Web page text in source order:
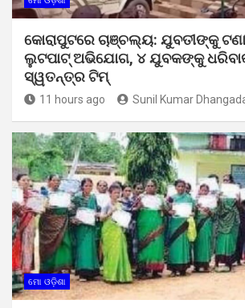
କୋରାପୁଟରେ ଚାଞ୍ଚଲ୍ୟ: ଯୁବତୀଙ୍କୁ
ଲୁଟପାଟ୍ ଅଭିଯୋଗ, ୪ ଯୁବକଙ୍କୁ
ସ୍ୱତନ୍ତ୍ର ଟିମ୍
11 hours ago Sunil Kumar
ମୋ ଓଡ଼ିଶା